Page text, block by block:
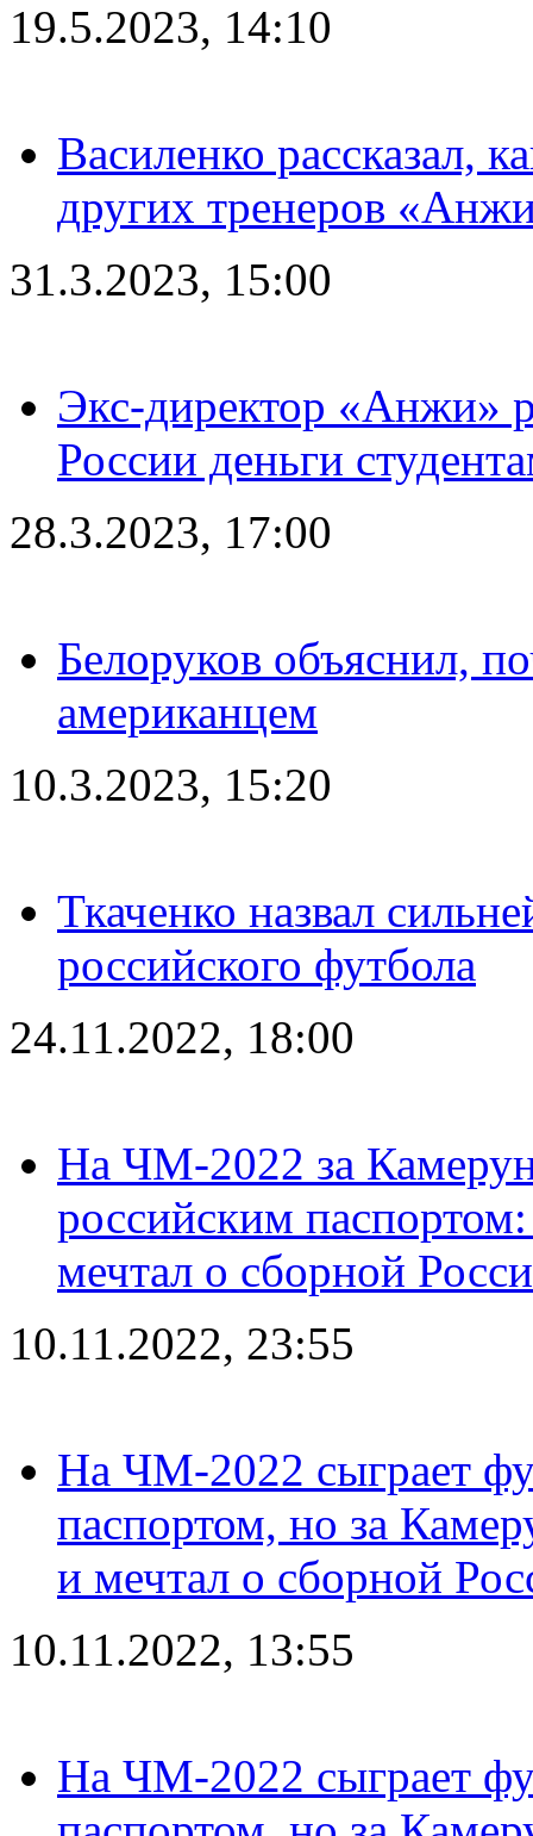
19.5.2023, 14:10
Василенко рассказал,
других тренеров
31.3.2023, 15:00
Экс-директор «Анжи»
России деньги
28.3.2023, 17:00
Белоруков объяснил,
американцем
10.3.2023, 15:20
Ткаченко назвал
российского футбола
24.11.2022, 18:00
На ЧМ-2022 за
российским
мечтал о сборной
10.11.2022, 23:55
На ЧМ-2022 сыграет
паспортом, но за
и мечтал о сборной
10.11.2022, 13:55
На ЧМ-2022 сыграет